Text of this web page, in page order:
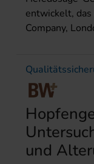
entwickelt,
Company,
und